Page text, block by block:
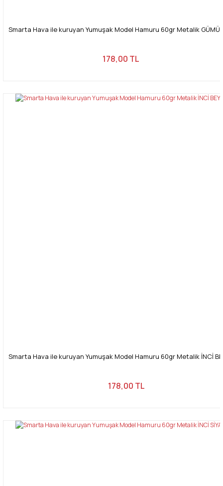
Smarta Hava ile kuruyan Yumuşak Model Hamuru 60gr Metalik
178,00 TL
Smarta Hava ile kuruyan Yumuşak Model Hamuru 60gr Metalik İNCİ
178,00 TL